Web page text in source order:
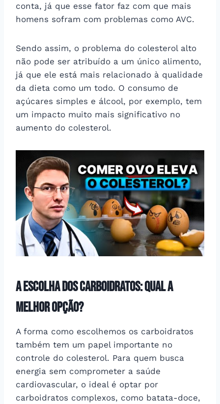
conta, já que esse fator faz com que mais
homens sofram com problemas como AVC.
Sendo assim, o problema do colesterol alto
não pode ser atribuído a um único alimento,
já que ele está mais relacionado à qualidade
da dieta como um todo. O consumo de
açúcares simples e álcool, por exemplo, tem
um impacto muito mais significativo no
aumento do colesterol.
A escolha dos carboidratos: qual a
melhor opção?
A forma como escolhemos os carboidratos
também tem um papel importante no
controle do colesterol. Para quem busca
energia sem comprometer a saúde
cardiovascular, o ideal é optar por
carboidratos complexos, como batata-doce,